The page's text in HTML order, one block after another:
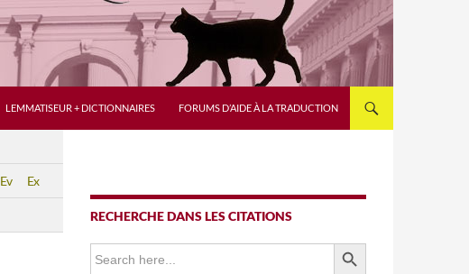
LEMMATISEUR + DICTIONNAIRES FORUMS D’AIDE À LA TRADUCTION
Ev Ex
RECHERCHE DANS LES CITATIONS
Search
for:
SEARCH BUTTON